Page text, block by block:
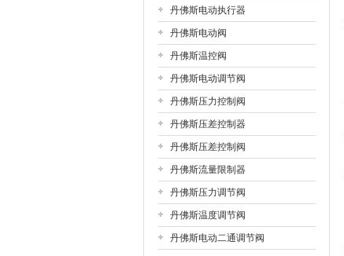
丹佛斯电动执行器
丹佛斯电动阀
丹佛斯温控阀
丹佛斯电动调节阀
丹佛斯压力控制阀
丹佛斯压差控制器
丹佛斯压差控制阀
丹佛斯流量限制器
丹佛斯压力调节阀
丹佛斯温度调节阀
丹佛斯电动二通调节阀